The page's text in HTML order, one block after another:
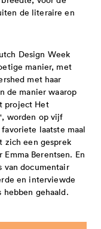
is niet
2025-2028
in
-
subsidie
subsidie -
- aanvragen
jongeren -
- deel 2 -
de literaire en
Design Week
manier, met
met haar
de manier waarop
project Het
worden op vijf
laatste maal
zich een gesprek
Berentsen. En
van documentair
en interviewde
hebben gehaald.